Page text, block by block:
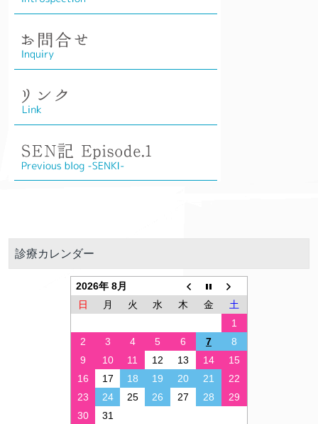
診療カレンダー
2026年 8月
日
月 火 水 木 金
土
1
2
3 4 5 6 7
8
9
10 11 12 13 14
15
16
17 18 19 20 21
22
23
24 25 26 27 28
29
30
31